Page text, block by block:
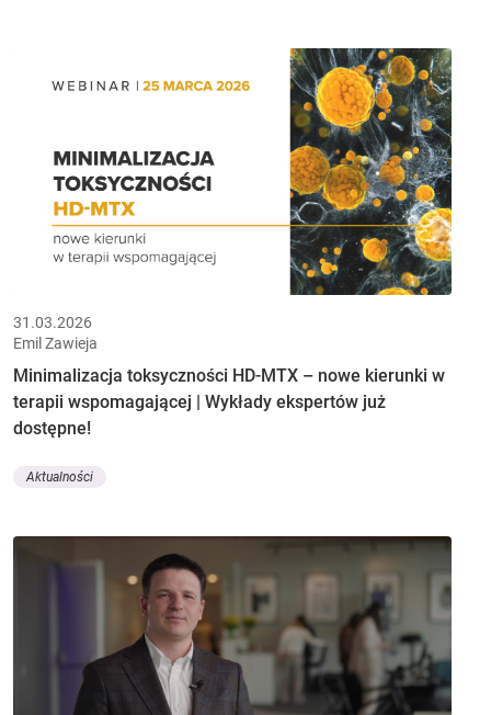
31.03.2026
Emil Zawieja
Minimalizacja toksyczności HD-MTX – nowe kierunki w
terapii wspomagającej | Wykłady ekspertów już
dostępne!
Aktualności